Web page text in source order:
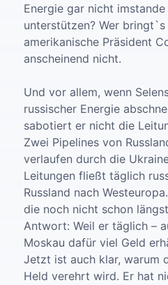
Energie gar nicht
unterstützen? Wer bringt`s
amerikanische Präsident
anscheinend nicht.
Und vor allem, wenn
russischer Energie
sabotiert er nicht die
Zwei Pipelines von
verlaufen durch die
Leitungen fließt täglich
Russland nach
die noch nicht schon
Antwort: Weil er täglich –
Moskau dafür viel Geld
Jetzt ist auch klar, warum
Held verehrt wird. Er hat